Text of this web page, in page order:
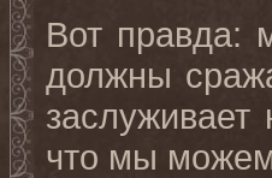
Вот правда:
должны
что мы можем